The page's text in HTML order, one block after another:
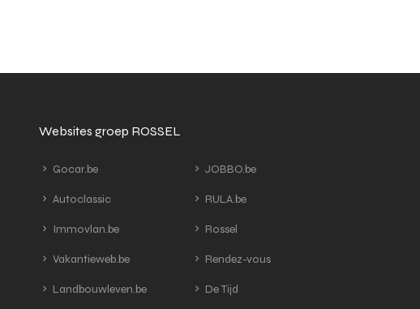
Websites groep ROSSEL
Gocar.be
Autoclassic
Immovlan.be
Vakantieweb.be
Landbouwleven.be
JOBBO.be
RULA.be
Rossel
Rendez-vous
De Tijd